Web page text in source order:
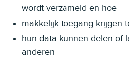
wordt verzameld en hoe
makkelijk toegang krijgen
hun data kunnen delen of
anderen